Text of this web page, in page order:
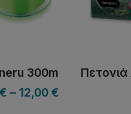
300m
€ – 12,00 €